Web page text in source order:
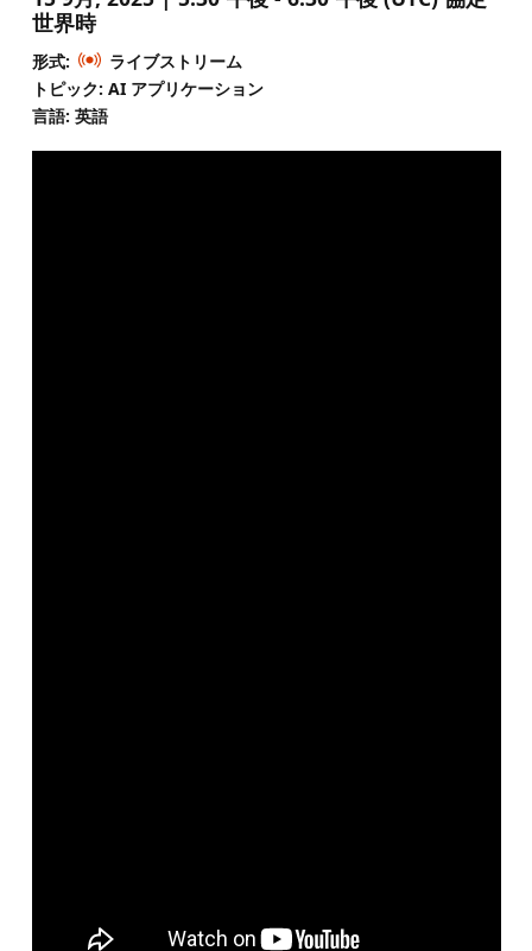
世界時
形式:
ライブストリーム
トピック: AI アプリケーション
言語: 英語